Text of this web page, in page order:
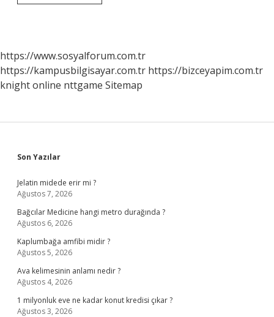
Sözlük
https://www.sosyalforum.com.tr
https://kampusbilgisayar.com.tr https://bizceyapim.com.tr
knight online nttgame Sitemap
Sidebar
Son Yazılar
Jelatin midede erir mi ?
Ağustos 7, 2026
Bağcılar Medicine hangi metro durağında ?
Ağustos 6, 2026
Kaplumbağa amfibi midir ?
Ağustos 5, 2026
Ava kelimesinin anlamı nedir ?
Ağustos 4, 2026
1 milyonluk eve ne kadar konut kredisi çıkar ?
Ağustos 3, 2026